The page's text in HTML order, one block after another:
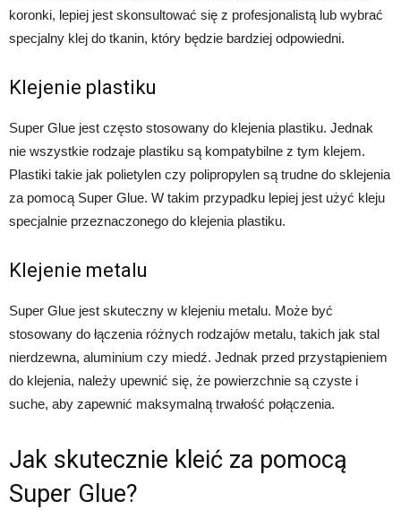
koronki, lepiej jest skonsultować się z profesjonalistą lub wybrać
specjalny klej do tkanin, który będzie bardziej odpowiedni.
Klejenie plastiku
Super Glue jest często stosowany do klejenia plastiku. Jednak
nie wszystkie rodzaje plastiku są kompatybilne z tym klejem.
Plastiki takie jak polietylen czy polipropylen są trudne do sklejenia
za pomocą Super Glue. W takim przypadku lepiej jest użyć kleju
specjalnie przeznaczonego do klejenia plastiku.
Klejenie metalu
Super Glue jest skuteczny w klejeniu metalu. Może być
stosowany do łączenia różnych rodzajów metalu, takich jak stal
nierdzewna, aluminium czy miedź. Jednak przed przystąpieniem
do klejenia, należy upewnić się, że powierzchnie są czyste i
suche, aby zapewnić maksymalną trwałość połączenia.
Jak skutecznie kleić za pomocą
Super Glue?